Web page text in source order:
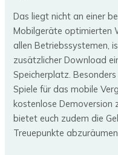
Das liegt nicht an einer
Mobilgeräte optimierten
allen Betriebssystemen,
zusätzlicher Download
Speicherplatz.
Spiele für das mobile
kostenlose Demoversion
bietet euch zudem die
Treuepunkte